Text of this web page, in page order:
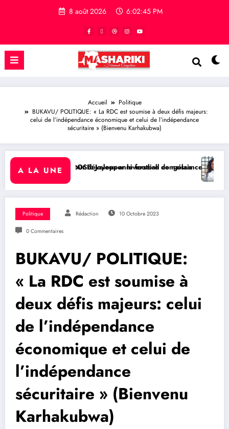
8 août 2026 6:02:46 PM
Accueil
Politique
BUKAVU/ POLITIQUE: « La RDC est soumise à deux défis majeurs:
celui de l’indépendance économique et celui de l’indépendance
sécuritaire » (Bienvenu Karhakubwa)
A LA UNE
le football congolais
anniversaire de naissance à l’Honorable Amato Bayubasire
RDC/ SPORT : Laetitia
Politique Rédaction 10 Octobre 2023
0 Commentaires
BUKAVU/ POLITIQUE:
« La RDC est soumise à
deux défis majeurs: celui
de l’indépendance
économique et celui de
l’indépendance
sécuritaire » (Bienvenu
Karhakubwa)